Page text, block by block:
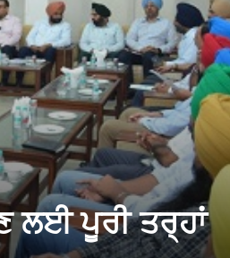
ਲਈ ਪੂਰੀ ਤਰ੍ਹਾਂ